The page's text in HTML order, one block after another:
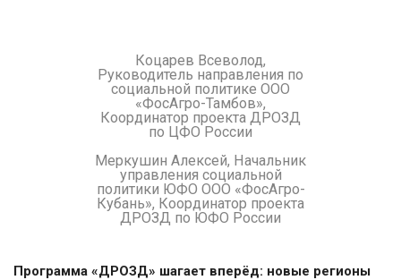
Коцарев Всеволод,
Руководитель направления по
социальной политике ООО
«ФосАгро-Тамбов»,
Координатор проекта ДРОЗД
по ЦФО России
Меркушин Алексей, Начальник
управления социальной
политики ЮФО ООО «ФосАгро-
Кубань», Координатор проекта
ДРОЗД по ЮФО России
Программа «ДРОЗД» шагает вперёд: новые регионы